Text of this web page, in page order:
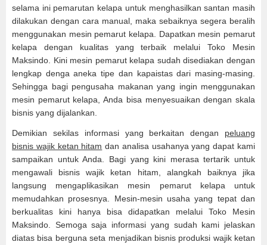
selama ini pemarutan kelapa untuk menghasilkan santan masih
dilakukan dengan cara manual, maka sebaiknya segera beralih
menggunakan mesin pemarut kelapa. Dapatkan mesin pemarut
kelapa dengan kualitas yang terbaik melalui Toko Mesin
Maksindo. Kini mesin pemarut kelapa sudah disediakan dengan
lengkap denga aneka tipe dan kapaistas dari masing-masing.
Sehingga bagi pengusaha makanan yang ingin menggunakan
mesin pemarut kelapa, Anda bisa menyesuaikan dengan skala
bisnis yang dijalankan.
Demikian sekilas informasi yang berkaitan dengan peluang
bisnis wajik ketan hitam dan analisa usahanya yang dapat kami
sampaikan untuk Anda. Bagi yang kini merasa tertarik untuk
mengawali bisnis wajik ketan hitam, alangkah baiknya jika
langsung mengaplikasikan mesin pemarut kelapa untuk
memudahkan prosesnya. Mesin-mesin usaha yang tepat dan
berkualitas kini hanya bisa didapatkan melalui Toko Mesin
Maksindo. Semoga saja informasi yang sudah kami jelaskan
diatas bisa berguna seta menjadikan bisnis produksi wajik ketan